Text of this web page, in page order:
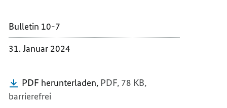
Bulletin 10-7
31. Januar 2024
PDF herunterladen, PDF, 78 KB,
barrierefrei